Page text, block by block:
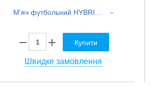
М'яч футбольний HYBRID BALLONSTAR JUVENTUS FB-7945 №5 PU жовтий-чорний
Купити
Швидке замовлення